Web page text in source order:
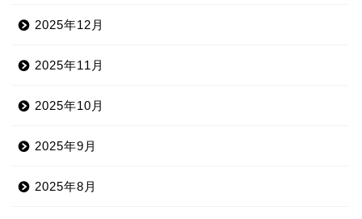
2025年12月
2025年11月
2025年10月
2025年9月
2025年8月